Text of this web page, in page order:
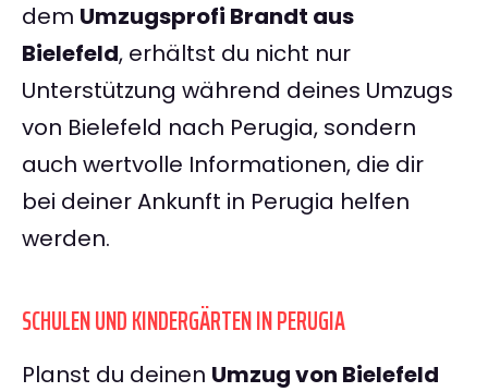
dem Umzugsprofi Brandt aus
Bielefeld, erhältst du nicht nur
Unterstützung während deines Umzugs
von Bielefeld nach Perugia, sondern
auch wertvolle Informationen, die dir
bei deiner Ankunft in Perugia helfen
werden.
SCHULEN UND KINDERGÄRTEN IN PERUGIA
Planst du deinen Umzug von Bielefeld